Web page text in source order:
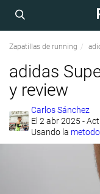
Zapatillas de running
adidas
y review
Carlos Sánchez
El 2 abr 2025 -
Usando la